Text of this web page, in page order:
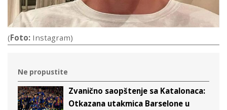
(Foto: Instagram)
Ne propustite
Zvanično saopštenje sa Katalonaca:
Otkazana utakmica Barselone u